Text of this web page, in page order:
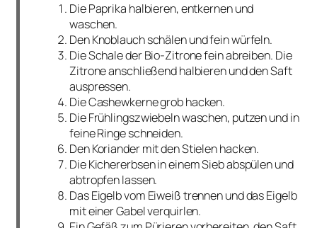
Die Paprika halbieren, entkernen und
waschen.
Den Knoblauch schälen und fein würfeln.
Die Schale der Bio-Zitrone fein abreiben. Die
Zitrone anschließend halbieren und den Saft
auspressen.
Die Cashewkerne grob hacken.
Die Frühlingszwiebeln waschen, putzen und in
feine Ringe schneiden.
Den Koriander mit den Stielen hacken.
Die Kichererbsen in einem Sieb abspülen und
abtropfen lassen.
Das Eigelb vom Eiweiß trennen und das Eigelb
mit einer Gabel verquirlen.